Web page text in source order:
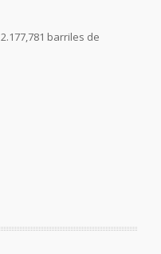
barriles de